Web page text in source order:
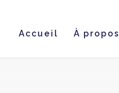
Accueil À propos